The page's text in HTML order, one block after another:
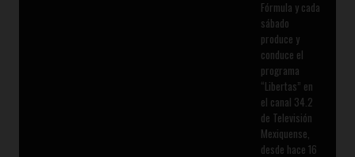
Fórmula y cada
sábado
produce y
conduce el
programa
“Libertas” en
el canal 34.2
de Televisión
Mexiquense,
desde hace 16